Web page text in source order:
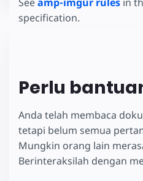
specification.
Perlu
Anda telah membaca
tetapi belum semua
Mungkin orang lain
Berinteraksilah dengan